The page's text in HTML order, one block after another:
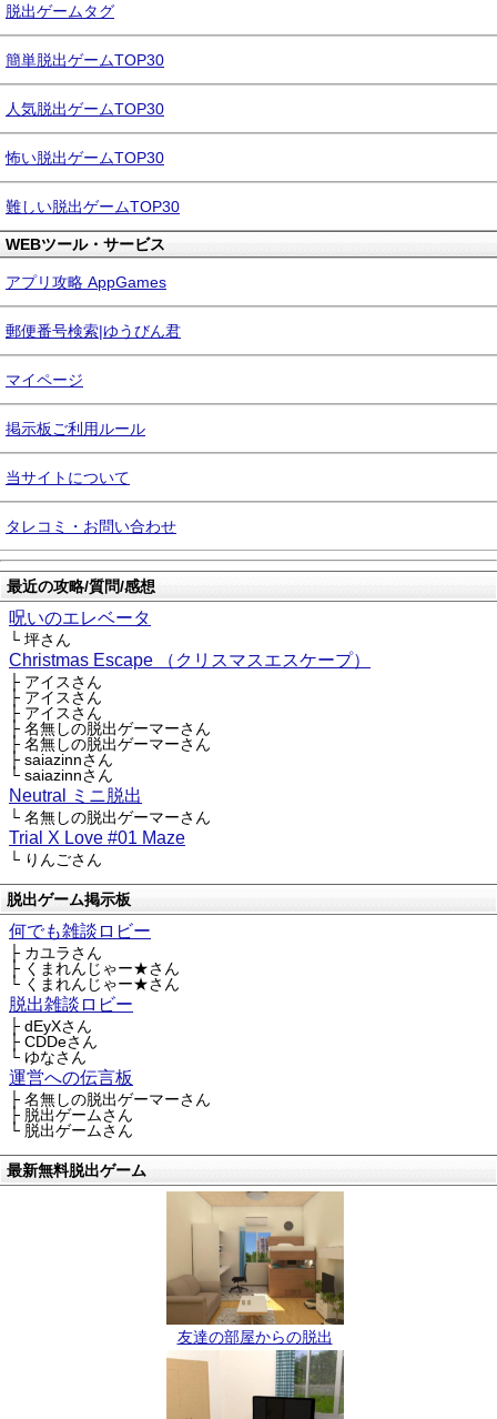
脱出ゲームタグ
簡単脱出ゲームTOP30
人気脱出ゲームTOP30
怖い脱出ゲームTOP30
難しい脱出ゲームTOP30
WEBツール・サービス
アプリ攻略 AppGames
郵便番号検索|ゆうびん君
マイページ
掲示板ご利用ルール
当サイトについて
タレコミ・お問い合わせ
最近の攻略/質問/感想
呪いのエレベータ
└ 坪さん
Christmas Escape （クリスマスエスケープ）
├ アイスさん
├ アイスさん
├ アイスさん
├ 名無しの脱出ゲーマーさん
├ 名無しの脱出ゲーマーさん
├ saiazinnさん
└ saiazinnさん
Neutral ミニ脱出
└ 名無しの脱出ゲーマーさん
Trial X Love #01 Maze
└ りんごさん
脱出ゲーム掲示板
何でも雑談ロビー
├ カユラさん
├ くまれんじゃー★さん
└ くまれんじゃー★さん
脱出雑談ロビー
├ dEyXさん
├ CDDeさん
└ ゆなさん
運営への伝言板
├ 名無しの脱出ゲーマーさん
├ 脱出ゲームさん
└ 脱出ゲームさん
最新無料脱出ゲーム
友達の部屋からの脱出